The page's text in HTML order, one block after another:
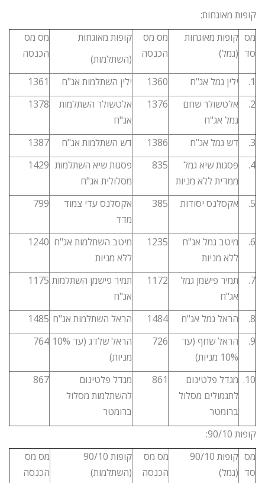
קופות מאוגחות:
מס
סד
קופות מאוגחות
(גמל)
מס מס
הכנסה
קופות מאוגחות
(השתלמות)
מס מס
הכנסה
1. ילין גמל אג"ח 1360 ילין השתלמות אג"ח
1361
2.
אלטשולר שחם
גמל אג"ח
1376
אלטשולר השתלמות
אג"ח
1378
3. דש גמל אג"ח 1386 דש השתלמות אג"ח
1387
4.
פסגות שיא גמל
ממדית ללא מניות
835
פסגות שיא השתלמות
מסלולית אג"ח
1429
5. אקסלנס יסודות 385
אקסלנס עדי צמוד
מדד
799
6.
מיטב גמל אג"ח
ללא מניות
1235
מיטב השתלמות אג"ח
ללא מניות
1240
7.
תמיר פישמן גמל
אג"ח
1172
תמיר פישמן השתלמות
אג"ח
1175
8. הראל גמל אג"ח 1484 הראל השתלמות אג"ח 1485
9.
הראל שחף (עד
10% מניות)
726
הראל שלדג (עד 10%
מניות)
764
10.
מגדל פלטינום
לתגמולים מסלול
ברומטר
861
מגדל פלטינום
להשתלמות מסלול
ברומטר
867
קופות 90/10:
מס
סד
קופות 90/10
(גמל)
מס מס
הכנסה
קופות 90/10
(השתלמות)
מס מס
הכנסה